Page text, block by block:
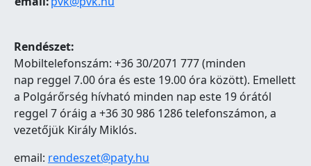
Rendészet:
Mobiltelefonszám: +36 30/2071 777 (minden
nap reggel 7.00 óra és este 19.00 óra között). Emellett
a Polgárőrség hívható minden nap este 19 órától
reggel 7 óráig a +36 30 986 1286 telefonszámon, a
vezetőjük Király Miklós.
email: rendeszet@paty.hu